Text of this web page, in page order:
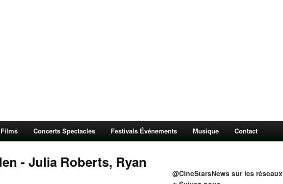
Films Concerts Spectacles Festivals Événements Musique Contact
- Julia Roberts, Ryan
@CineStarsNews sur les réseaux